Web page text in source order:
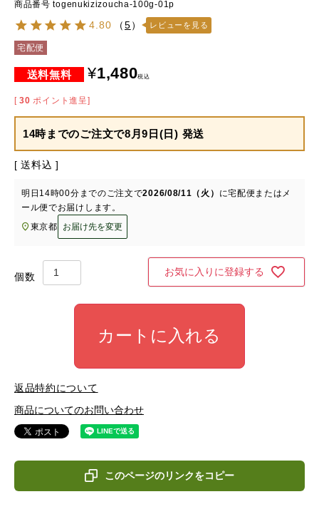
商品番号 togenukizizoucha-100g-01p
4.80 （5） レビューを見る
宅配便
¥1,480税込
[ 30 ポイント進呈]
14時までのご注文で8月9日(日) 発送
送料込
明日 14時00分 までのご注文で2026/08/11（火） に宅配便またはメ
ール便でお届けします。
東京都
お届け先を変更
お気に入りに登録する
カートに入れる
返品特約について
商品についてのお問い合わせ
このページのリンクをコピー